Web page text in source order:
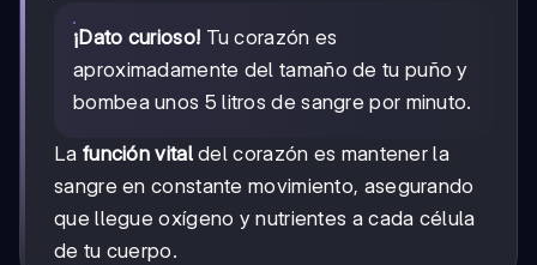
¡Dato curioso! Tu corazón es
aproximadamente del tamaño de tu puño y
bombea unos 5 litros de sangre por minuto.
La función vitaldel corazón es mantener la
sangre en constante movimiento, asegurando
que llegue oxígeno y nutrientes a cada célula
de tu cuerpo.